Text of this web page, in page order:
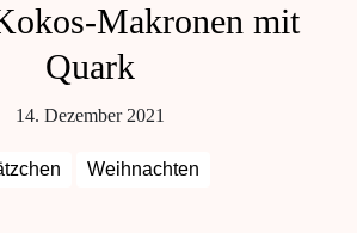
Makronen mit
Quark
14. Dezember 2021
Weihnachten